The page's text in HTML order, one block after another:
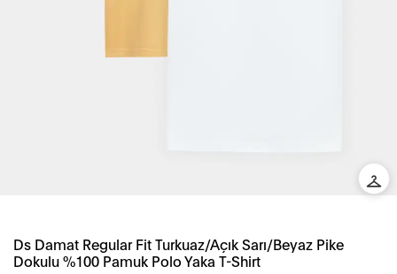
Ds Damat Regular Fit Turkuaz/Açık Sarı/Beyaz Pike
Dokulu %100 Pamuk Polo Yaka T-Shirt